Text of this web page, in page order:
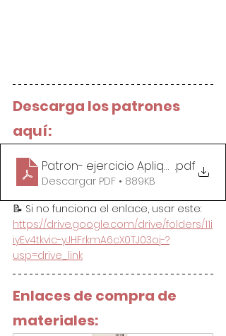
Descarga los patrones
aquí:
Patron- ejercicio Apliquick.pdf
Descargar PDF • 889KB
📝 Si no funciona el enlace, usar este:
https://drive.google.com/drive/folders/11i
iyEv4tkvic-yJHFrkmA6cX0TJ03oj-?
usp=drive_link
Enlaces de compra de
materiales: